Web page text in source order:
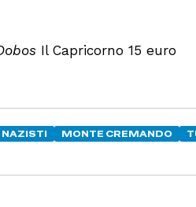
Il Capricorno 15 euro
NAZISTI MONTE CREMANDO